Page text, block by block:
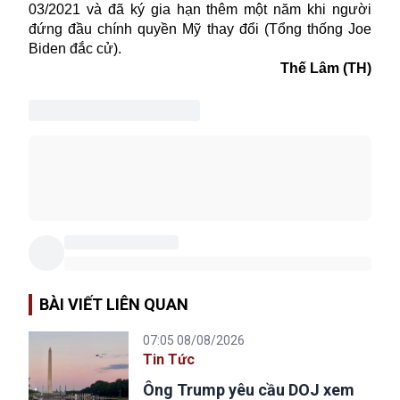
03/2021 và đã ký gia hạn thêm một năm khi người
đứng đầu chính quyền Mỹ thay đổi (Tổng thống Joe
Biden đắc cử).
Thế Lâm (TH)
BÀI VIẾT LIÊN QUAN
07:05 08/08/2026
Tin Tức
Ông Trump yêu cầu DOJ xem